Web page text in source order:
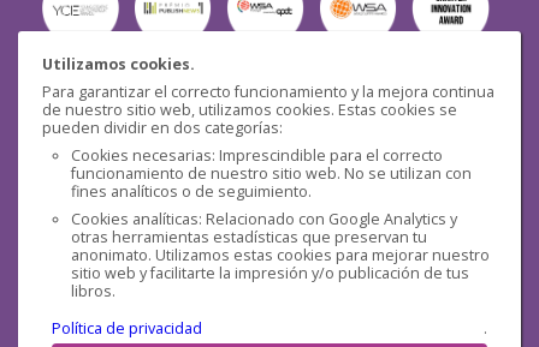
Utilizamos cookies.
Para garantizar el correcto funcionamiento y la mejora continua
de nuestro sitio web, utilizamos cookies. Estas cookies se
pueden dividir en dos categorías:
Cookies necesarias: Imprescindible para el correcto
funcionamiento de nuestro sitio web. No se utilizan con
fines analíticos o de seguimiento.
Cookies analíticas: Relacionado con Google Analytics y
otras herramientas estadísticas que preservan tu
anonimato. Utilizamos estas cookies para mejorar nuestro
sitio web y facilitarte la impresión y/o publicación de tus
libros.
Política de privacidad
.
Seguridad
Redes sociales